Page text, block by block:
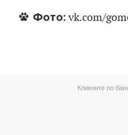
Фото:vk.com/